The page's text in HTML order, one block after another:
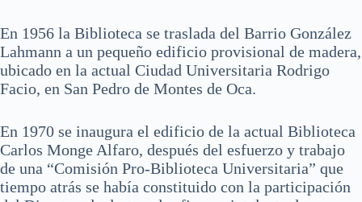
En 1956 la Biblioteca se traslada del Barrio González
Lahmann a un pequeño edificio provisional de madera,
ubicado en la actual Ciudad Universitaria Rodrigo
Facio, en San Pedro de Montes de Oca.
En 1970 se inaugura el edificio de la actual Biblioteca
Carlos Monge Alfaro, después del esfuerzo y trabajo
de una “Comisión Pro-Biblioteca Universitaria” que
tiempo atrás se había constituido con la participación